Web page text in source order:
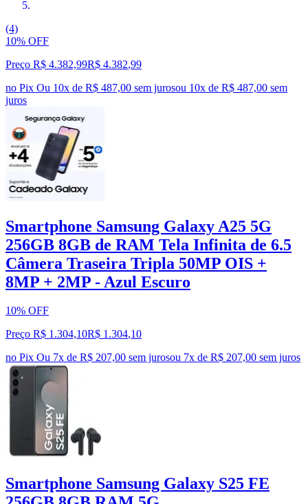
(4)
10% OFF
Preço R$ 4.382,99R$ 4.382,99
no Pix Ou 10x de R$ 487,00 sem jurosou 10x de R$ 487,00 sem
juros
Smartphone Samsung Galaxy A25 5G
256GB 8GB de RAM Tela Infinita de 6.5
Câmera Traseira Tripla 50MP OIS +
8MP + 2MP - Azul Escuro
10% OFF
Preço R$ 1.304,10R$ 1.304,10
no Pix Ou 7x de R$ 207,00 sem jurosou 7x de R$ 207,00 sem juros
Smartphone Samsung Galaxy S25 FE